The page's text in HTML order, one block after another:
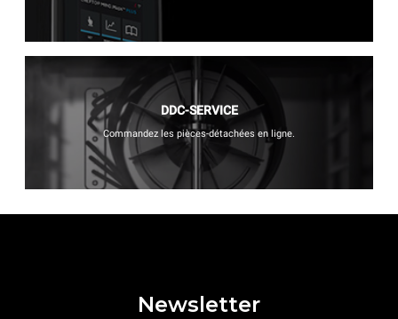
DDC-SERVICE
Commandez les pièces-détachées en ligne.
Newsletter